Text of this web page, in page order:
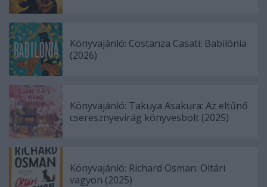
Könyvajánló: Costanza Casati: Babilónia
(2026)
Könyvajánló: Takuya Asakura: Az eltűnő
cseresznyevirág könyvesbolt (2025)
Könyvajánló: Richard Osman: Oltári
vagyon (2025)